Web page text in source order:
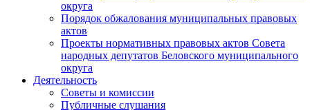
округа
Порядок обжалования муниципальных правовых
актов
Проекты нормативных правовых актов Совета
народных депутатов Беловского муниципального
округа
Деятельность
Советы и комиссии
Публичные слушания